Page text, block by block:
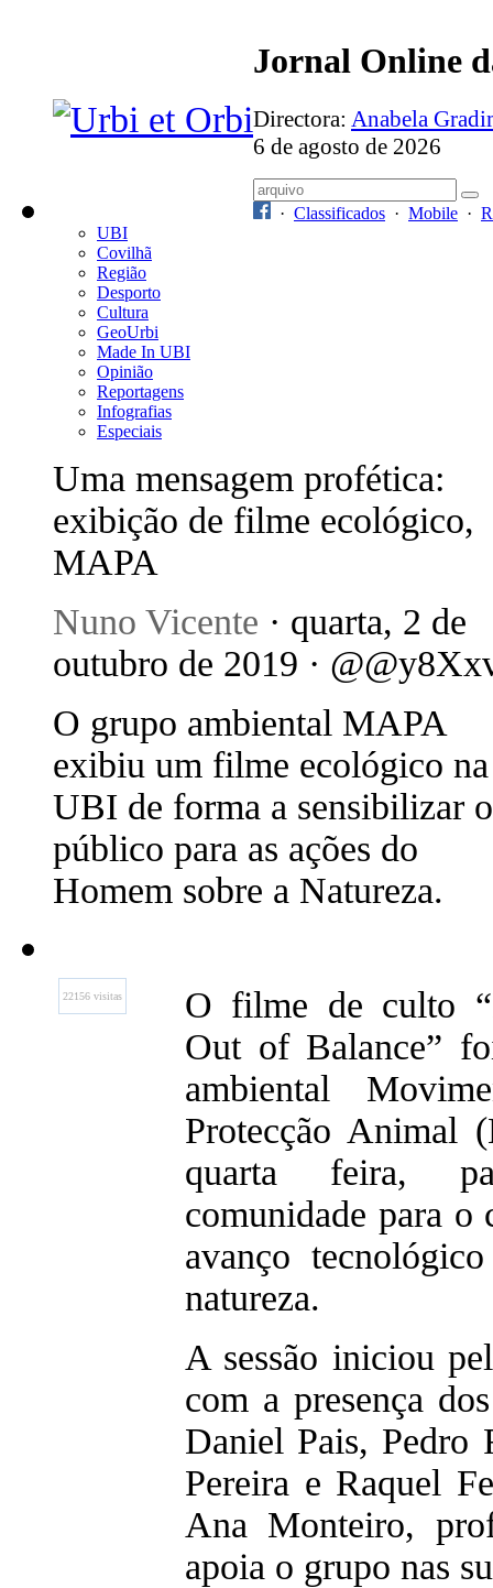
Jornal Online
Directora: Anabela
6 de agosto de 2026
· Classificados · Mobile ·
UBI
Covilhã
Região
Desporto
Cultura
GeoUrbi
Made In UBI
Opinião
Reportagens
Infografias
Especiais
Uma mensagem profética:
exibição de filme ecológico,
MAPA
Nuno Vicente · quarta, 2 de
outubro de 2019 ·
O grupo ambiental MAPA
exibiu um filme ecológico na
UBI de forma a sensibilizar o
público para as ações do
Homem sobre a Natureza.
22156 visitas
O filme de culto
Out of Balance”
ambiental
Protecção Animal
quarta feira,
comunidade para o
avanço
natureza.
A sessão iniciou
com a presença
Daniel Pais, Pedro
Pereira e Raquel
Ana Monteiro,
apoia o grupo nas